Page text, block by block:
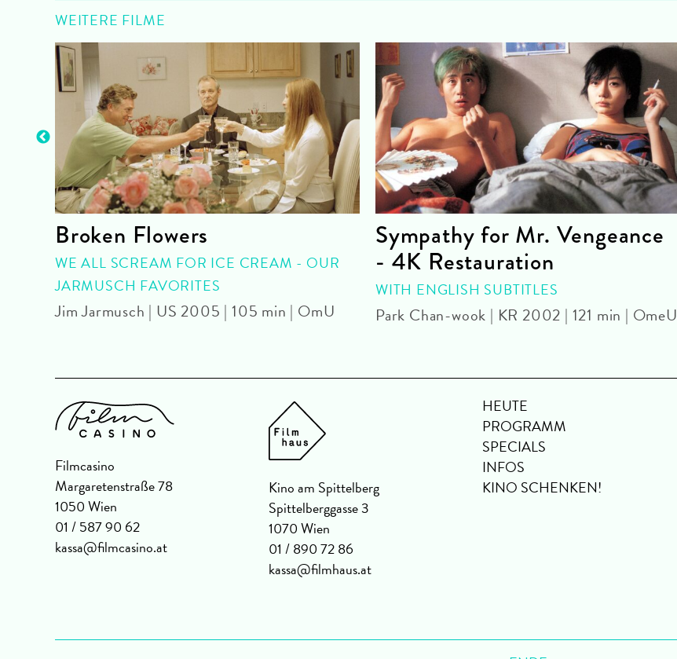
WEITERE FILME
Broken Flowers
WE ALL SCREAM FOR ICE CREAM - OUR
JARMUSCH FAVORITES
Jim Jarmusch | US 2005 | 105 min | OmU
Sympathy for Mr. Vengeance
- 4K Restauration
WITH ENGLISH SUBTITLES
Park Chan-wook | KR 2002 | 121 min | OmeU
Filmcasino
Margaretenstraße 78
1050 Wien
01 / 587 90 62
kassa@filmcasino.at
Kino am Spittelberg
Spittelberggasse 3
1070 Wien
01 / 890 72 86
kassa@filmhaus.at
HEUTE
PROGRAMM
SPECIALS
INFOS
KINO SCHENKEN!